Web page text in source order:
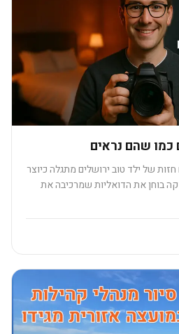
שהם נראים​
של ילד טוב ירושלים מתגלה כיוצר
בוחן את הדואליות שמרכיבה את